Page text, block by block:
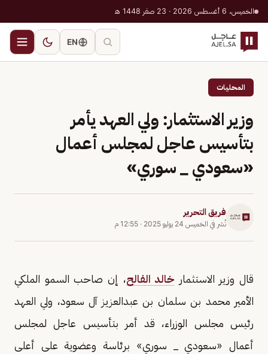
الخميس، 6 أغسطس 2026 · 23 صفر 1448 هـ
EN
المحليات
وزير الاستثمار: ولي العهد يأمر
بتأسيس عاجل لمجلس أعمال
«سعودي _ سوري»
فريق التحرير
نُشر في الخميس 24 يوليو 2025 · 12:55 م
قال وزير الاستثمار خالد الفالح، إن صاحب السمو الملكي
الأمير محمد بن سلمان بن عبدالعزيز آل سعود، ولي العهد
رئيس مجلس الوزراء، قد أمر بتأسيس عاجل لمجلس
أعمال «سعودي _ سوري» برئاسة وعضوية على أعلى